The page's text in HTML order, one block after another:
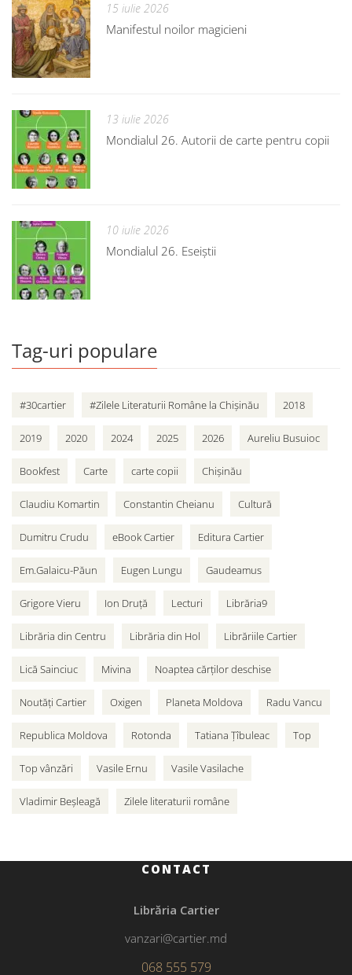
15 iulie 2026
Manifestul noilor magicieni
13 iulie 2026
Mondialul 26. Autorii de carte pentru copii
10 iulie 2026
Mondialul 26. Eseiștii
Tag-uri populare
#30cartier #Zilele Literaturii Române la Chișinău 2018
2019 2020 2024 2025 2026 Aureliu Busuioc
Bookfest Carte carte copii Chișinău
Claudiu Komartin Constantin Cheianu Cultură
Dumitru Crudu eBook Cartier Editura Cartier
Em.Galaicu-Păun Eugen Lungu Gaudeamus
Grigore Vieru Ion Druță Lecturi Librăria9
Librăria din Centru Librăria din Hol Librăriile Cartier
Lică Sainciuc Mivina Noaptea cărților deschise
Noutăți Cartier Oxigen Planeta Moldova Radu Vancu
Republica Moldova Rotonda Tatiana Țîbuleac Top
Top vânzări Vasile Ernu Vasile Vasilache
Vladimir Beșleagă Zilele literaturii române
CONTACT
Librăria Cartier
vanzari@cartier.md
068 555 579